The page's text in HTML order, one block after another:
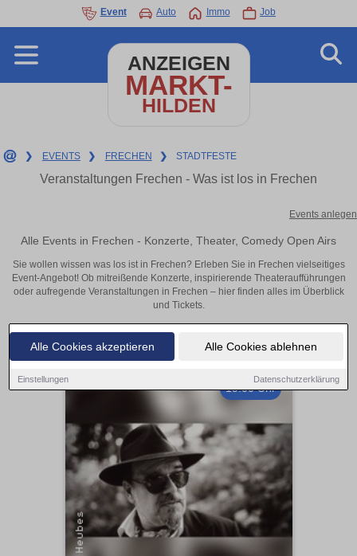
Alle Cookies akzeptieren Alle Cookies ablehnen
Einstellungen Datenschutzerklärung
Event Auto Immo Job
ANZEIGEN
MARKT-
HILDEN
❯ EVENTS ❯ FRECHEN ❯ STADTFESTE
Veranstaltungen Frechen - Was ist los in Frechen
Events anlegen
Alle Events in Frechen - Konzerte, Theater, Comedy Open Airs
Sie wollen wissen was los ist in Frechen? Erleben Sie in Frechen vielseitiges
Event-Angebot! Ob mitreißende Konzerte, inspirierende Theateraufführungen
oder aufregende Veranstaltungen in Frechen – hier finden alles im Überblick
und Tickets.
19:00 Uhr